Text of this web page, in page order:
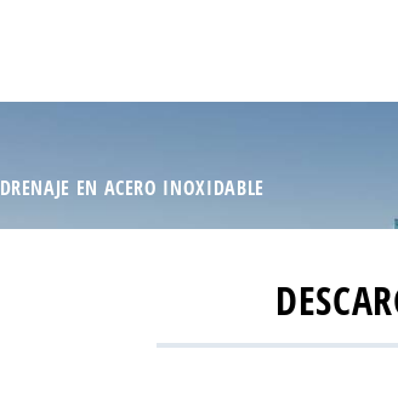
DRENAJE EN ACERO INOXIDABLE